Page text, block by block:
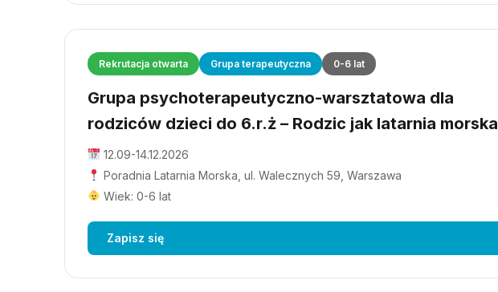
Rekrutacja otwarta Grupa terapeutyczna 0-6 lat
Grupa psychoterapeutyczno-warsztatowa dla
rodziców dzieci do 6.r.ż – Rodzic jak latarnia morska
12.09-14.12.2026
Poradnia Latarnia Morska, ul. Walecznych 59, Warszawa
Wiek: 0-6 lat
Zapisz się